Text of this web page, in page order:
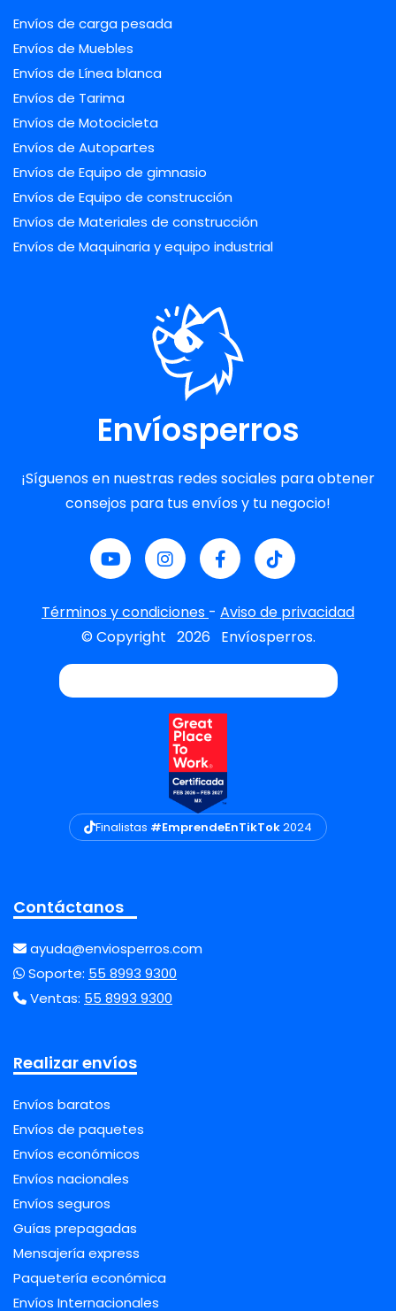
Envíos de carga pesada
Envíos de Muebles
Envíos de Línea blanca
Envíos de Tarima
Envíos de Motocicleta
Envíos de Autopartes
Envíos de Equipo de gimnasio
Envíos de Equipo de construcción
Envíos de Materiales de construcción
Envíos de Maquinaria y equipo industrial
Envíosperros
¡Síguenos en nuestras redes sociales para obtener
consejos para tus envíos y tu negocio!
Términos y condiciones - Aviso de privacidad
© Copyright 2026 Envíosperros.
Finalistas #EmprendeEnTikTok2024
Contáctanos
ayuda@enviosperros.com
Soporte: 55 8993 9300
Ventas: 55 8993 9300
Realizar envíos
Envíos baratos
Envíos de paquetes
Envíos económicos
Envíos nacionales
Envíos seguros
Guías prepagadas
Mensajería express
Paquetería económica
Envíos Internacionales